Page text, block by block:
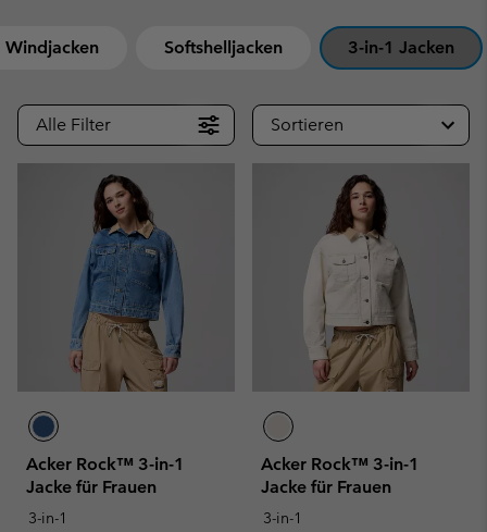
Windjacken Softshelljacken 3-in-1 Jacken
Alle Filter Sortieren
Acker Rock™ 3-in-1
Jacke für Frauen
3-in-1
Acker Rock™ 3-in-1
Jacke für Frauen
3-in-1